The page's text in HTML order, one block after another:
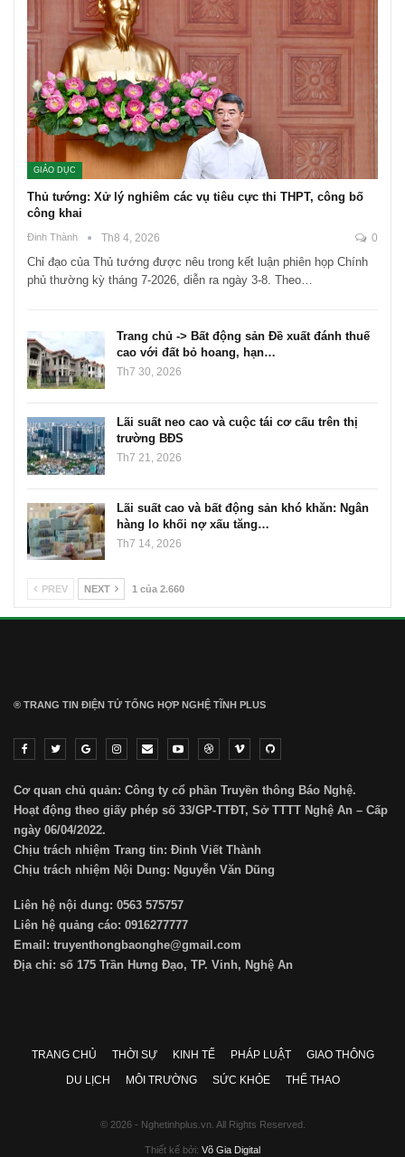
GIÁO DỤC
Thủ tướng: Xử lý nghiêm các vụ tiêu cực thi THPT, công bố
công khai
Đinh Thành Th8 4, 2026 0
Chỉ đạo của Thủ tướng được nêu trong kết luận phiên họp Chính
phủ thường kỳ tháng 7-2026, diễn ra ngày 3-8. Theo…
Trang chủ -> Bất động sản Đề xuất đánh thuế
cao với đất bỏ hoang, hạn…
Th7 30, 2026
Lãi suất neo cao và cuộc tái cơ cấu trên thị
trường BĐS
Th7 21, 2026
Lãi suất cao và bất động sản khó khăn: Ngân
hàng lo khối nợ xấu tăng…
Th7 14, 2026
PREV NEXT 1 của 2.660
® TRANG TIN ĐIỆN TỬ ТỔNG HỢP NGHỆ TĨNH PLUS
Cơ quan chủ quản: Công ty cổ phần Truyền thông Báo Nghệ.
Hoạt động theo giấy phép số 33/GP-TTĐT, Sở TTTT Nghệ An – Cấp
ngày 06/04/2022.
Chịu trách nhiệm Trang tin: Đinh Viết Thành
Chịu trách nhiệm Nội Dung: Nguyễn Văn Dũng
Liên hệ nội dung: 0563 575757
Liên hệ quảng cáo: 0916277777
Email: truyenthongbaonghe@gmail.com
Địa chỉ: số 175 Trần Hưng Đạo, TP. Vinh, Nghệ An
TRANG CHỦ THỜI SỰ KINH TẾ PHÁP LUẬT
GIAO THÔNG
DU LỊCH
MÔI TRƯỜNG SỨC KHỎE THỂ THAO
© 2026 - Nghetinhplus.vn. All Rights Reserved.
Thiết kế bởi: Võ Gia Digital